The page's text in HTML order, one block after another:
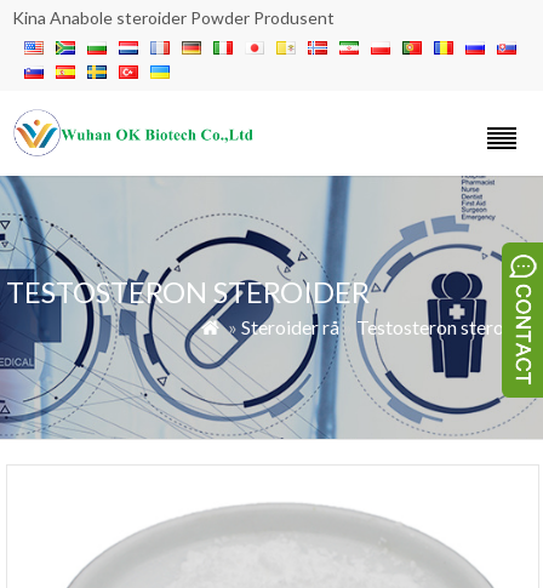
Kina Anabole steroider Powder Produsent
TESTOSTERON STEROIDER
 » Steroider rå» Testosteron steroider